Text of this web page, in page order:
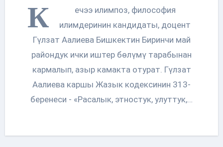
К
ечээ илимпоз, философия
илимдеринин кандидаты, доцент
Гүлзат Аалиева Бишкектин Биринчи май
райондук ички иштер бөлүмү тарабынан
кармалып, азыр камакта отурат. Гүлзат
Аалиева каршы Жазык кодексинин 313-
беренеси - «Расалык, этностук, улуттук,…